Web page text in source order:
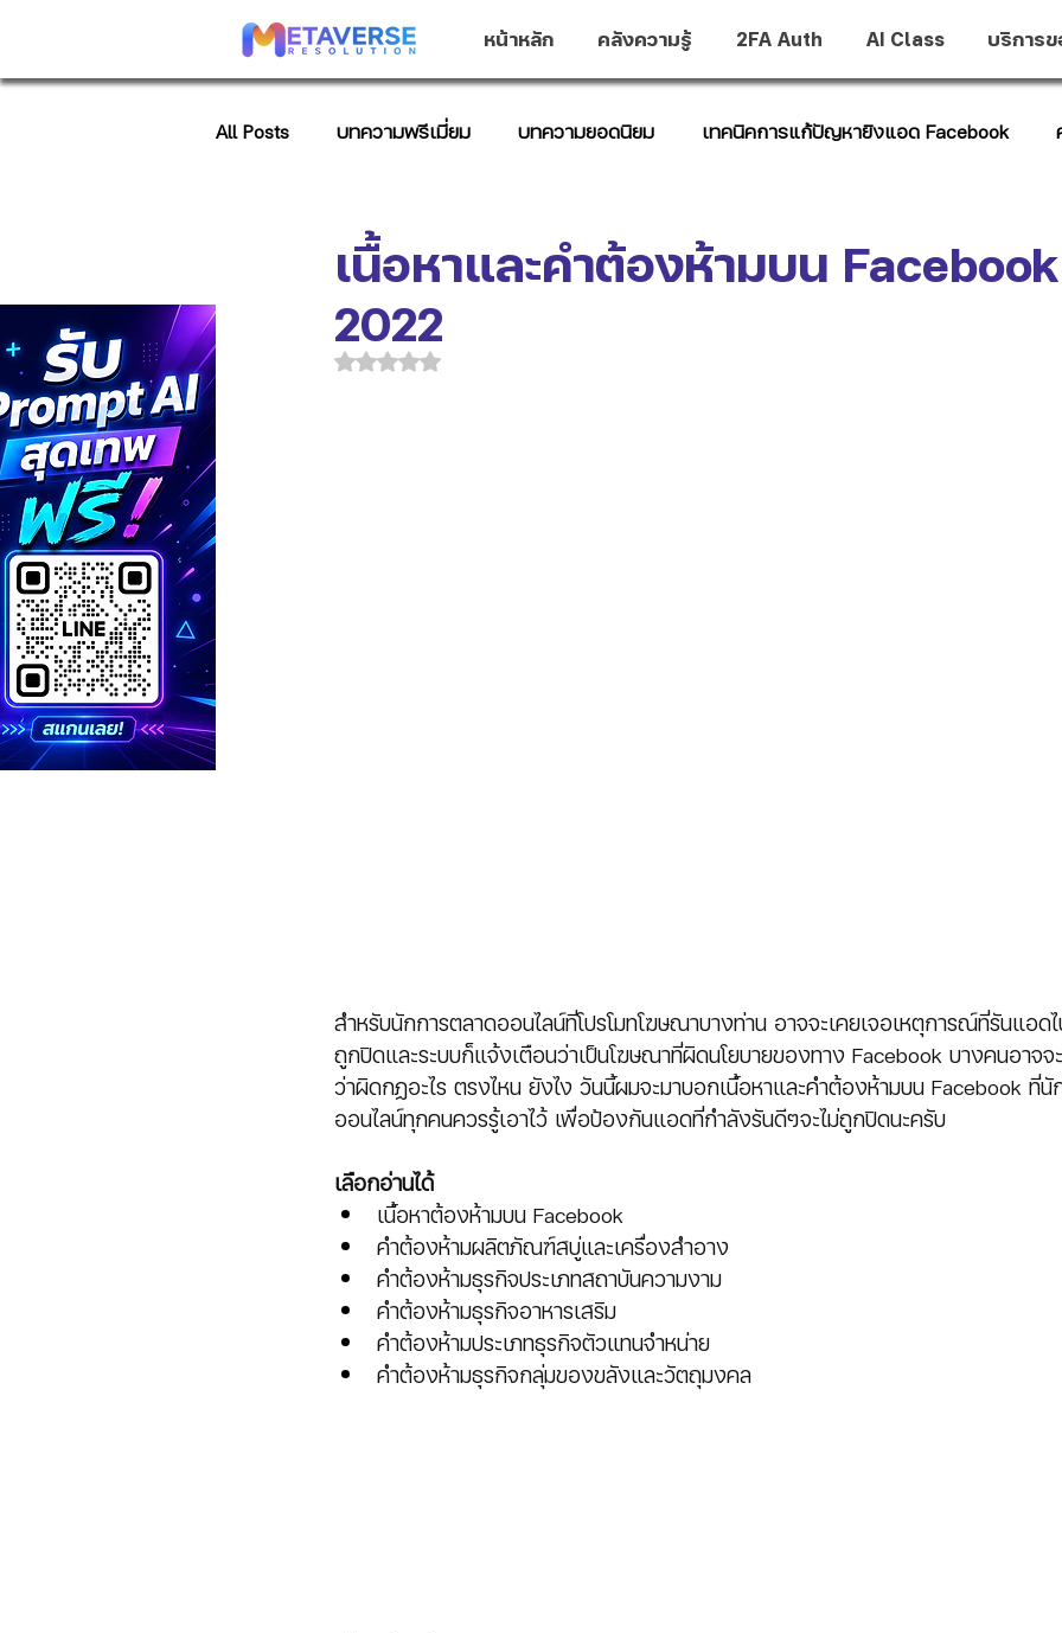
หน้าหลัก คลังความรู้ 2FA Auth AI Class บริการข
All Posts บทความพรีเมี่ยม บทความยอดนิยม เทคนิคการแก้ปัญหายิงแอด Facebook
บทความการตลาด
เนื้อหาและคำต้องห้ามบน
2022
ได้รับ NaN เต็ม 5 ดาว
สำหรับนักการตลาดออนไลน์ที่โปรโมทโฆษณาบางท่าน อาจจะเคยเจอเหตุการณ์ที่รันแอ
ถูกปิดและระบบก็แจ้งเตือนว่าเป็นโฆษณาที่ผิดนโยบายของทาง Facebook บางคนอาจจะ
ว่าผิดกฏอะไร ตรงไหน ยังไง วันนี้ผมจะมาบอกเนื้อหาและคำต้องห้ามบน Facebook ที่นั
ออนไลน์ทุกคนควรรู้เอาไว้ เพื่อป้องกันแอดที่กำลังรันดีๆจะไม่ถูกปิดนะครับ
เลือกอ่านได้
เนื้อหาต้องห้ามบน Facebook
คำต้องห้ามผลิตภัณฑ์สบู่และเครื่องสำอาง
คำต้องห้ามธุรกิจประเภทสถาบันความงาม
คำต้องห้ามธุรกิจอาหารเสริม
คำต้องห้ามประเภทธุรกิจตัวแทนจำหน่าย
คำต้องห้ามธุรกิจกลุ่มของขลังและวัตถุมงคล